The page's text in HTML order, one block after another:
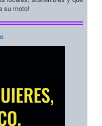
su moto!